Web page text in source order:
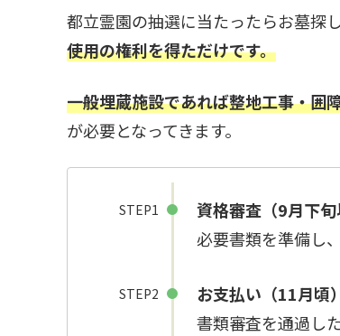
都立霊園の抽選に当たったらお墓探
使用の権利を得ただけです。
一般埋蔵施設であれば整地工事・囲
が必要となってきます。
STEP1
資格審査（9月下旬
必要書類を準備し
STEP2
お支払い（11月頃）
書類審査を通過し